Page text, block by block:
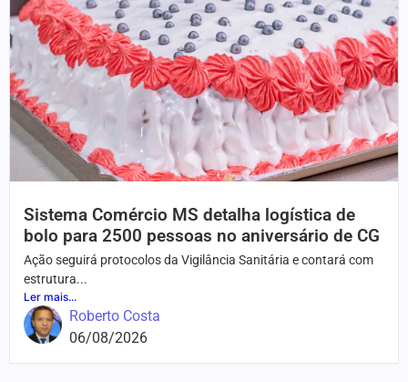
Sistema Comércio MS detalha logística de
bolo para 2500 pessoas no aniversário de CG
Ação seguirá protocolos da Vigilância Sanitária e contará com
estrutura...
Ler mais...
Roberto Costa
06/08/2026